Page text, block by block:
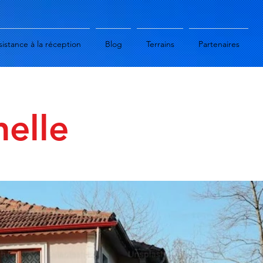
à la réception Blog Terrains Partenaires